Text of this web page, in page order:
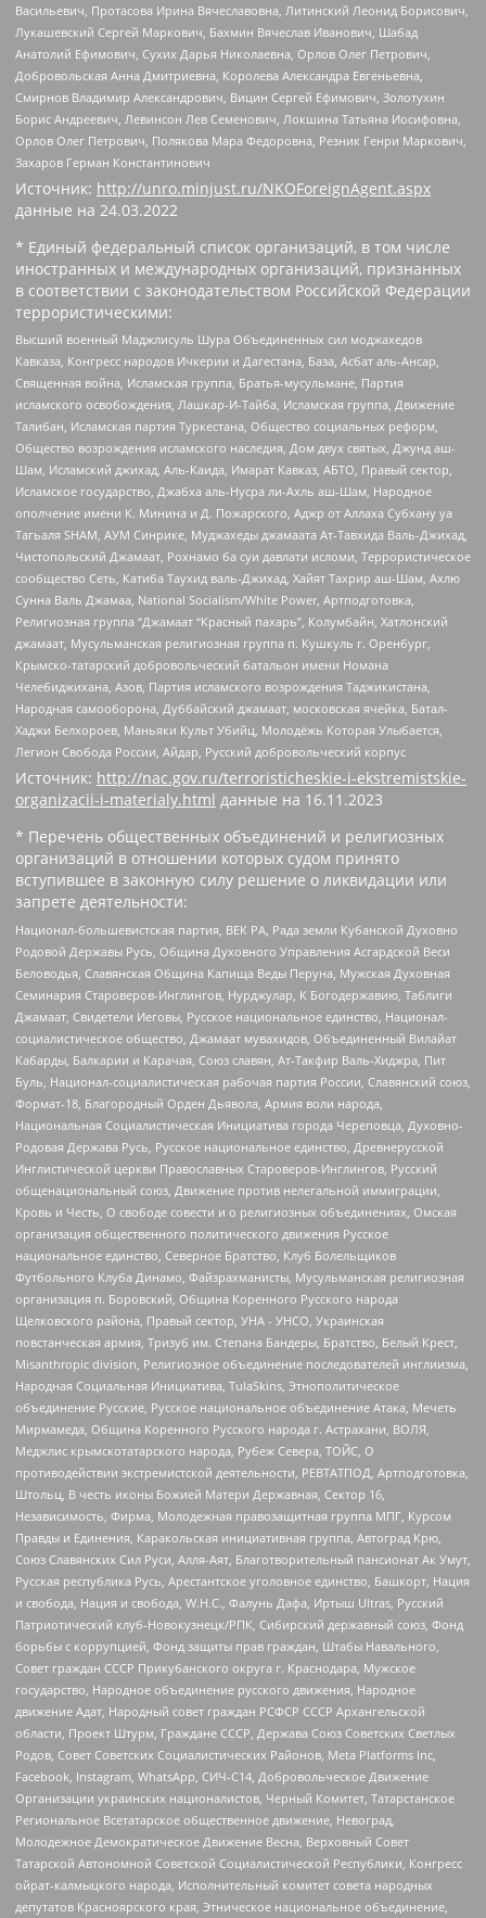
Васильевич, Протасова Ирина Вячеславовна, Литинский Леонид Борисович,
Лукашевский Сергей Маркович, Бахмин Вячеслав Иванович, Шабад
Анатолий Ефимович, Сухих Дарья Николаевна, Орлов Олег Петрович,
Добровольская Анна Дмитриевна, Королева Александра Евгеньевна,
Смирнов Владимир Александрович, Вицин Сергей Ефимович, Золотухин
Борис Андреевич, Левинсон Лев Семенович, Локшина Татьяна Иосифовна,
Орлов Олег Петрович, Полякова Мара Федоровна, Резник Генри Маркович,
Захаров Герман Константинович
Источник: http://unro.minjust.ru/NKOForeignAgent.aspx
данные на 24.03.2022
* Единый федеральный список организаций, в том числе
иностранных и международных организаций, признанных
в соответствии с законодательством Российской Федерации
террористическими:
Высший военный Маджлисуль Шура Объединенных сил моджахедов
Кавказа, Конгресс народов Ичкерии и Дагестана, База, Асбат аль-Ансар,
Священная война, Исламская группа, Братья-мусульмане, Партия
исламского освобождения, Лашкар-И-Тайба, Исламская группа, Движение
Талибан, Исламская партия Туркестана, Общество социальных реформ,
Общество возрождения исламского наследия, Дом двух святых, Джунд аш-
Шам, Исламский джихад, Аль-Каида, Имарат Кавказ, АБТО, Правый сектор,
Исламское государство, Джабха аль-Нусра ли-Ахль аш-Шам, Народное
ополчение имени К. Минина и Д. Пожарского, Аджр от Аллаха Субхану уа
Тагьаля SHAM, АУМ Синрике, Муджахеды джамаата Ат-Тавхида Валь-Джихад,
Чистопольский Джамаат, Рохнамо ба суи давлати исломи, Террористическое
сообщество Сеть, Катиба Таухид валь-Джихад, Хайят Тахрир аш-Шам, Ахлю
Сунна Валь Джамаа, National Socialism/White Power, Артподготовка,
Религиозная группа “Джамаат “Красный пахарь”, Колумбайн, Хатлонский
джамаат, Мусульманская религиозная группа п. Кушкуль г. Оренбург,
Крымско-татарский добровольческий батальон имени Номана
Челебиджихана, Азов, Партия исламского возрождения Таджикистана,
Народная самооборона, Дуббайский джамаат, московская ячейка, Батал-
Хаджи Белхороев, Маньяки Культ Убийц, Молодёжь Которая Улыбается,
Легион Свобода России, Айдар, Русский добровольческий корпус
Источник: http://nac.gov.ru/terroristicheskie-i-ekstremistskie-
organizacii-i-materialy.html данные на 16.11.2023
* Перечень общественных объединений и религиозных
организаций в отношении которых судом принято
вступившее в законную силу решение о ликвидации или
запрете деятельности:
Национал-большевистская партия, ВЕК РА, Рада земли Кубанской Духовно
Родовой Державы Русь, Община Духовного Управления Асгардской Веси
Беловодья, Славянская Община Капища Веды Перуна, Мужская Духовная
Семинария Староверов-Инглингов, Нурджулар, К Богодержавию, Таблиги
Джамаат, Свидетели Иеговы, Русское национальное единство, Национал-
социалистическое общество, Джамаат мувахидов, Объединенный Вилайат
Кабарды, Балкарии и Карачая, Союз славян, Ат-Такфир Валь-Хиджра, Пит
Буль, Национал-социалистическая рабочая партия России, Славянский союз,
Формат-18, Благородный Орден Дьявола, Армия воли народа,
Национальная Социалистическая Инициатива города Череповца, Духовно-
Родовая Держава Русь, Русское национальное единство, Древнерусской
Инглистической церкви Православных Староверов-Инглингов, Русский
общенациональный союз, Движение против нелегальной иммиграции,
Кровь и Честь, О свободе совести и о религиозных объединениях, Омская
организация общественного политического движения Русское
национальное единство, Северное Братство, Клуб Болельщиков
Футбольного Клуба Динамо, Файзрахманисты, Мусульманская религиозная
организация п. Боровский, Община Коренного Русского народа
Щелковского района, Правый сектор, УНА - УНСО, Украинская
повстанческая армия, Тризуб им. Степана Бандеры, Братство, Белый Крест,
Misanthropic division, Религиозное объединение последователей инглиизма,
Народная Социальная Инициатива, TulaSkins, Этнополитическое
объединение Русские, Русское национальное объединение Атака, Мечеть
Мирмамеда, Община Коренного Русского народа г. Астрахани, ВОЛЯ,
Меджлис крымскотатарского народа, Рубеж Севера, ТОЙС, О
противодействии экстремистской деятельности, РЕВТАТПОД, Артподготовка,
Штольц, В честь иконы Божией Матери Державная, Сектор 16,
Независимость, Фирма, Молодежная правозащитная группа МПГ, Курсом
Правды и Единения, Каракольская инициативная группа, Автоград Крю,
Союз Славянских Сил Руси, Алля-Аят, Благотворительный пансионат Ак Умут,
Русская республика Русь, Арестантское уголовное единство, Башкорт, Нация
и свобода, Нация и свобода, W.H.С., Фалунь Дафа, Иртыш Ultras, Русский
Патриотический клуб-Новокузнецк/РПК, Сибирский державный союз, Фонд
борьбы с коррупцией, Фонд защиты прав граждан, Штабы Навального,
Совет граждан СССР Прикубанского округа г. Краснодара, Мужское
государство, Народное объединение русского движения, Народное
движение Адат, Народный совет граждан РСФСР СССР Архангельской
области, Проект Штурм, Граждане СССР, Держава Союз Советских Светлых
Родов, Совет Советских Социалистических Районов, Meta Platforms Inc,
Facebook, Instagram, WhatsApp, СИЧ-С14, Добровольческое Движение
Организации украинских националистов, Черный Комитет, Татарстанское
Региональное Всетатарское общественное движение, Невоград,
Молодежное Демократическое Движение Весна, Верховный Совет
Татарской Автономной Советской Социалистической Республики, Конгресс
ойрат-калмыцкого народа, Исполнительный комитет совета народных
депутатов Красноярского края, Этническое национальное объединение,